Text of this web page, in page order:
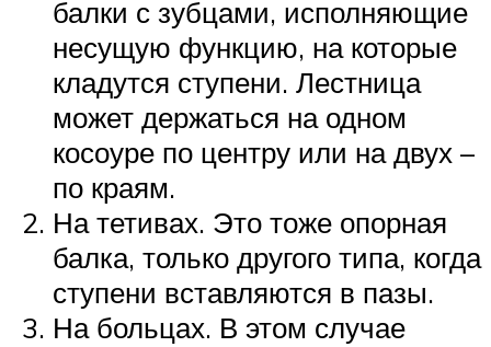
балки с зубцами, исполняющие
несущую функцию, на которые
кладутся ступени. Лестница
может держаться на одном
косоуре по центру или на двух –
по краям.
На тетивах. Это тоже опорная
балка, только другого типа, когда
ступени вставляются в пазы.
На больцах. В этом случае